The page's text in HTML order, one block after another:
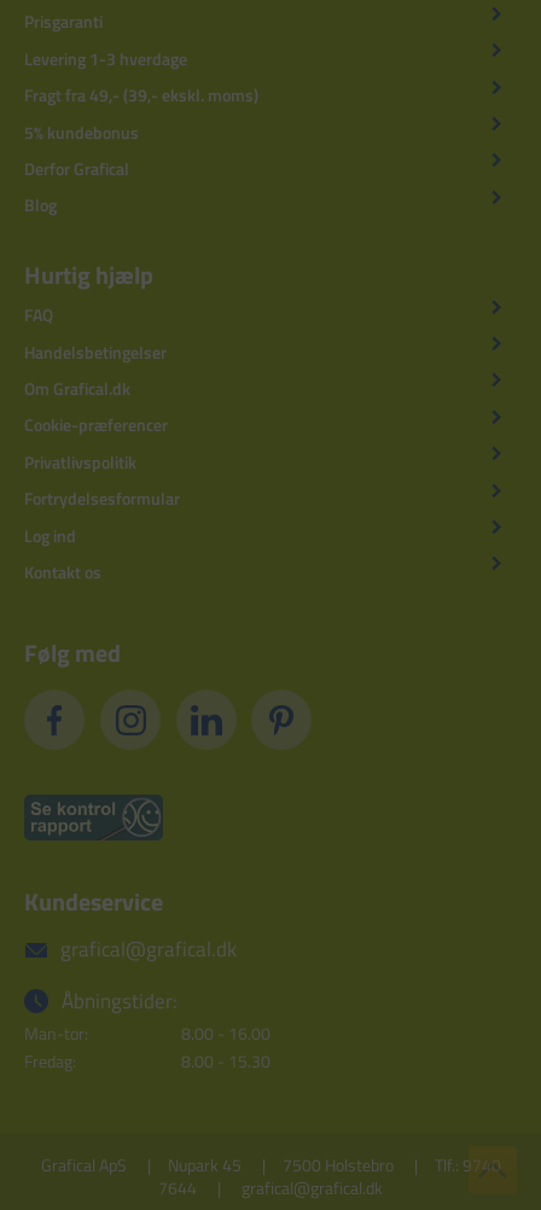
Prisgaranti
Levering 1-3 hverdage
Fragt fra 49,- (39,- ekskl. moms)
5% kundebonus
Derfor Grafical
Blog
Hurtig hjælp
FAQ
Handelsbetingelser
Om Grafical.dk
Cookie-præferencer
Privatlivspolitik
Fortrydelsesformular
Log ind
Kontakt os
Følg med
Kundeservice
grafical@grafical.dk
Åbningstider:
Man-tor:
8.00 - 16.00
Fredag:
8.00 - 15.30
Grafical ApS Nupark 45 7500 Holstebro
Tlf.: 9740
7644
grafical@grafical.dk